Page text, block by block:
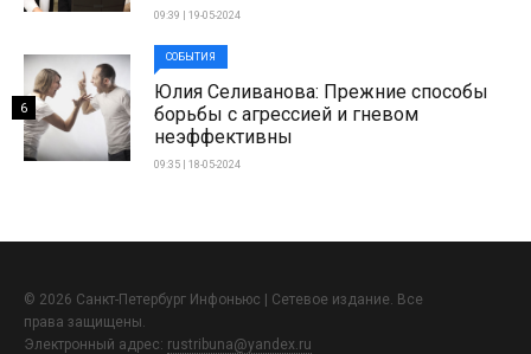
09:39 | 19-05-2024
СОБЫТИЯ
Юлия Селиванова: Прежние способы
борьбы с агрессией и гневом
неэффективны
09:35 | 18-05-2024
6
© 2026 Санкт-Петербург Инфоньюс | Сетевое издание. Все
права защищены.
Электронный адрес: rustribuna@yandex.ru